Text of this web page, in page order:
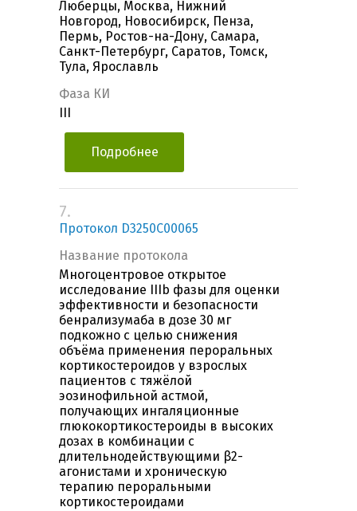
Люберцы, Москва, Нижний
Новгород, Новосибирск, Пенза,
Пермь, Ростов-на-Дону, Самара,
Санкт-Петербург, Саратов, Томск,
Тула, Ярославль
Фаза КИ
Подробнее
7.
Протокол D3250C00065
Название протокола
Многоцентровое открытое
исследование IIIb фазы для оценки
эффективности и безопасности
бенрализумаба в дозе 30 мг
подкожно с целью снижения
объёма применения пероральных
кортикостероидов у взрослых
пациентов с тяжёлой
эозинофильной астмой,
получающих ингаляционные
глюкокортикостероиды в высоких
дозах в комбинации с
длительнодействующими β2-
агонистами и хроническую
терапию пероральными
кортикостероидами